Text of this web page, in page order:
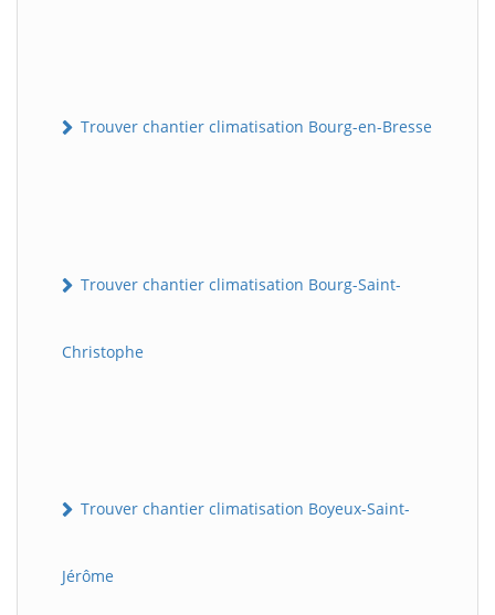
Trouver chantier climatisation Bourg-en-Bresse
Trouver chantier climatisation Bourg-Saint-
Christophe
Trouver chantier climatisation Boyeux-Saint-
Jérôme